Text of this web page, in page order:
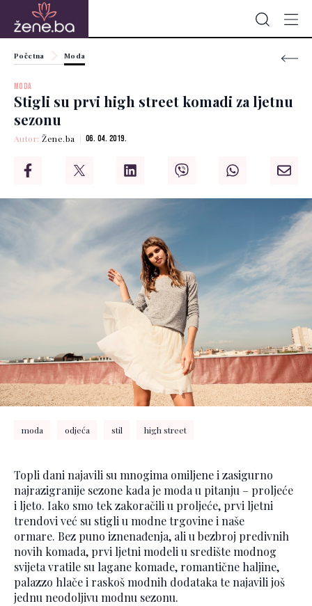
Početna Moda
MODA
Stigli su prvi high street komadi za ljetnu
sezonu
Autor:Žene.ba 06. 04. 2019.
moda odjeća stil high street
Topli dani najavili su mnogima omiljene i zasigurno
najrazigranije sezone kada je moda u pitanju – proljeće
i ljeto. Iako smo tek zakoračili u proljeće, prvi ljetni
trendovi već su stigli u modne trgovine i naše
ormare. Bez puno iznenađenja, ali u bezbroj predivnih
novih komada, prvi ljetni modeli u središte modnog
svijeta vratile su lagane komade, romantične haljine,
palazzo hlače i raskoš modnih dodataka te najavili još
jednu neodoljivu modnu sezonu.